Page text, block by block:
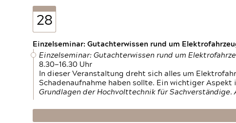
28
Einzelseminar: Gutachterwissen rund um
Einzelseminar: Gutachterwissen rund um
8.30—16.30 Uhr
In dieser Veranstaltung dreht sich alles um
Schadenaufnahme haben sollte. Ein wichtiger
Grundlagen der Hochvolttechnik für